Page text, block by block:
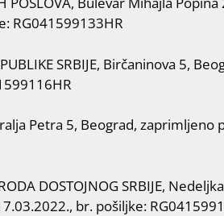
RG041599133HR
SRBIJE, Birčaninova 5,
kralja Petra 5, Beograd,
DOSTOJNOG SRBIJE,
br. pošiljke: